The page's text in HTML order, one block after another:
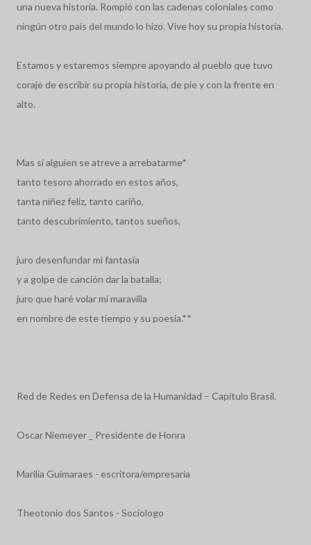
una nueva historia. Rompió con las cadenas coloniales como
ningún otro país del mundo lo hizo. Vive hoy su propia historia.
Estamos y estaremos siempre apoyando al pueblo que tuvo
coraje de escribir su propia historia, de pie y con la frente en
alto.
Mas si alguien se atreve a arrebatarme*
tanto tesoro ahorrado en estos años,
tanta niñez feliz, tanto cariño,
tanto descubrimiento, tantos sueños,
juro desenfundar mi fantasía
y a golpe de canción dar la batalla;
juro que haré volar mi maravilla
en nombre de este tiempo y su poesía.**
Red de Redes en Defensa de la Humanidad – Capítulo Brasil.
Oscar Niemeyer _ Presidente de Honra
Marilia Guimaraes - escritora/empresaria
Theotonio dos Santos - Sociologo